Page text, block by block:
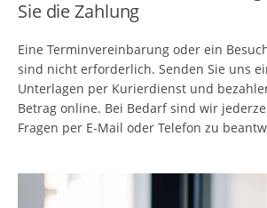
Sie die Zahlung
Eine Terminvereinbarung oder ein
sind nicht erforderlich. Senden Sie uns
Unterlagen per Kurierdienst und
Betrag online. Bei Bedarf sind wir
Fragen per E-Mail oder Telefon zu